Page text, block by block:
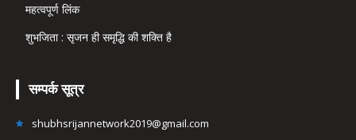
महत्वपूर्ण लिंक
शुभजिता : सृजन ही समृद्धि की शक्ति है
सम्पर्क सूत्र
shubhsrijannetwork2019@gmail.com